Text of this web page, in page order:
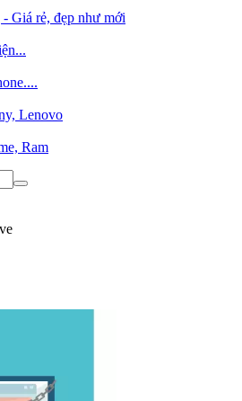
Giá rẻ, đẹp như mới
Lenovo
Ram